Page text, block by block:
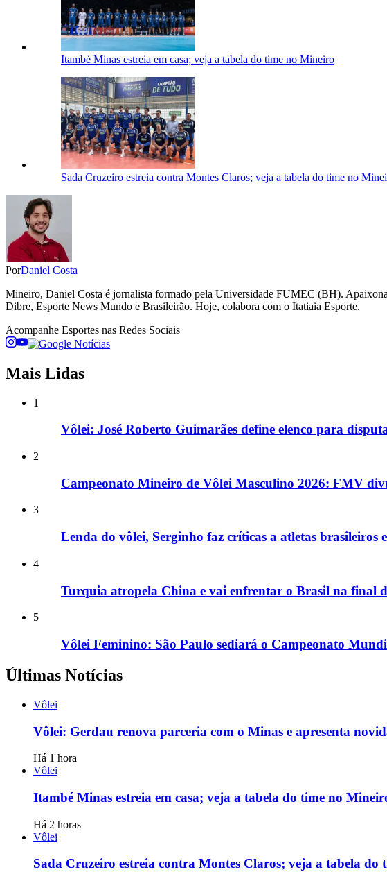
Itambé Minas estreia em casa; veja a tabela do time no Mineiro
Sada Cruzeiro estreia contra Montes Claros; veja a tabela do time no
PorDaniel Costa
Mineiro, Daniel Costa é jornalista formado pela Universidade FUMEC (BH).
Dibre, Esporte News Mundo e Brasileirão. Hoje, colabora com o Itatiaia Esporte.
Acompanhe Esportes nas Redes Sociais
Mais Lidas
1
Vôlei: José Roberto Guimarães define elenco para
2
Campeonato Mineiro de Vôlei Masculino 2026: FMV
3
Lenda do vôlei, Serginho faz críticas a atletas brasileiros
4
Turquia atropela China e vai enfrentar o Brasil na final
5
Vôlei Feminino: São Paulo sediará o Campeonato
Últimas Notícias
Vôlei
Vôlei: Gerdau renova parceria com o Minas e apresenta
Há 1 hora
Vôlei
Itambé Minas estreia em casa; veja a tabela do time no
Há 2 horas
Vôlei
Sada Cruzeiro estreia contra Montes Claros; veja a tabela do